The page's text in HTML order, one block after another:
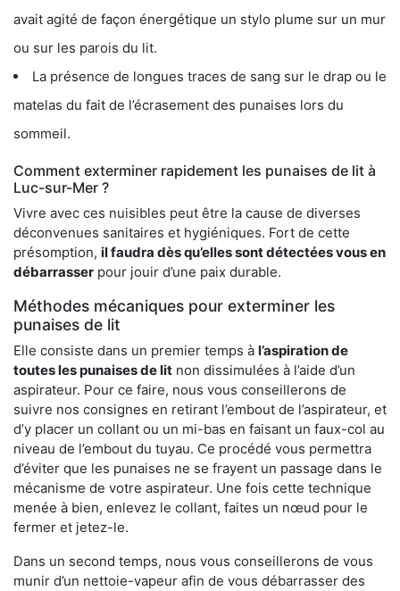
avait agité de façon énergétique un stylo plume sur un mur
ou sur les parois du lit.
La présence de longues traces de sang sur le drap ou le
matelas du fait de l’écrasement des punaises lors du
sommeil.
Comment exterminer rapidement les punaises de lit à
Luc-sur-Mer ?
Vivre avec ces nuisibles peut être la cause de diverses
déconvenues sanitaires et hygiéniques. Fort de cette
présomption, il faudra dès qu’elles sont détectées vous en
débarrasser pour jouir d’une paix durable.
Méthodes mécaniques pour exterminer les
punaises de lit
Elle consiste dans un premier temps à l’aspiration de
toutes les punaises de lit non dissimulées à l’aide d’un
aspirateur. Pour ce faire, nous vous conseillerons de
suivre nos consignes en retirant l’embout de l’aspirateur, et
d’y placer un collant ou un mi-bas en faisant un faux-col au
niveau de l’embout du tuyau. Ce procédé vous permettra
d’éviter que les punaises ne se frayent un passage dans le
mécanisme de votre aspirateur. Une fois cette technique
menée à bien, enlevez le collant, faites un nœud pour le
fermer et jetez-le.
Dans un second temps, nous vous conseillerons de vous
munir d’un nettoie-vapeur afin de vous débarrasser des